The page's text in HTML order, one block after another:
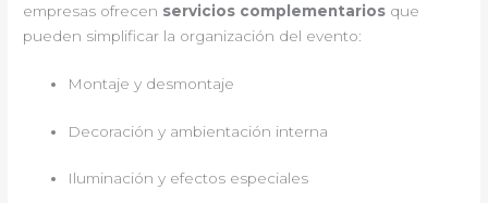
empresas ofrecen servicios complementarios que
pueden simplificar la organización del evento:
Montaje y desmontaje
Decoración y ambientación interna
Iluminación y efectos especiales